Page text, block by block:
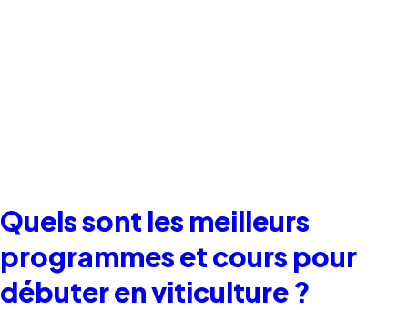
Quels sont les meilleurs
programmes et cours pour
débuter en viticulture ?